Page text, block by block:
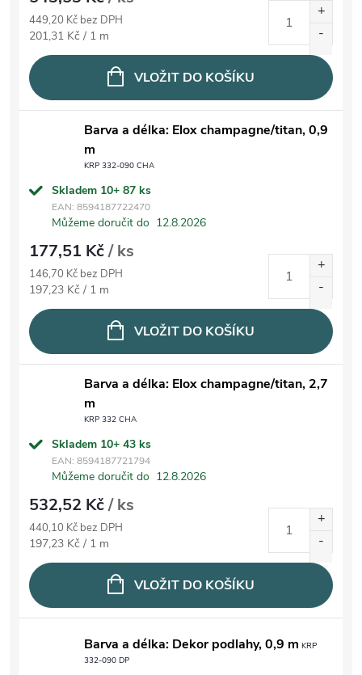
449,20 Kč bez DPH
Měrná cena:
201,31 Kč / 1 m
VLOŽIT DO KOŠÍKU
Barva a délka: Elox champagne/titan, 0,9
m
KRP 332-090 CHA
Skladem 10+ 87 ks
EAN: 8594187722470
Můžeme doručit do 12.8.2026
177,51 Kč/ ks
146,70 Kč bez DPH
Měrná cena:
197,23 Kč / 1 m
VLOŽIT DO KOŠÍKU
Barva a délka: Elox champagne/titan, 2,7
m
KRP 332 CHA
Skladem 10+ 43 ks
EAN: 8594187721794
Můžeme doručit do 12.8.2026
532,52 Kč/ ks
440,10 Kč bez DPH
Měrná cena:
197,23 Kč / 1 m
VLOŽIT DO KOŠÍKU
Barva a délka: Dekor podlahy, 0,9 m KRP
332-090 DP